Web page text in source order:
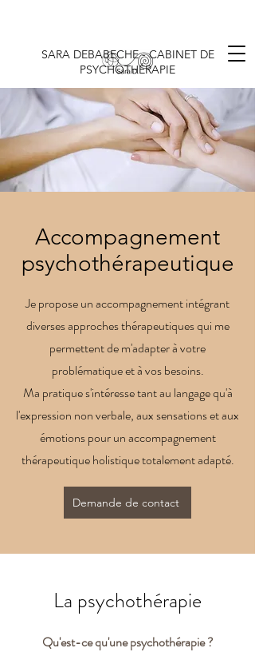
SARA DEBABECHE - CABINET DE
PSYCHOTHÉRAPIE
Accompagnement
psychothérapeutique
Je propose un accompagnement intégrant
diverses approches thérapeutiques qui me
permettent de m'adapter à votre
problématique et à vos besoins.
Ma pratique s'intéresse tant au langage qu'à
l'expression non verbale, aux sensations et aux
émotions pour un accompagnement
thérapeutique holistique totalement adapté.
Demande de contact
La psychothérapie
Qu'est-ce qu'une psychothérapie ?